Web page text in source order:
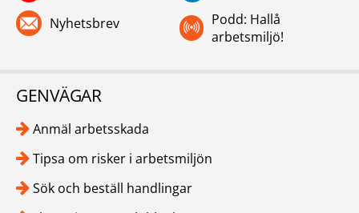
Nyhetsbrev
Podd: Hallå
arbetsmiljö!
GENVÄGAR
Anmäl arbetsskada
Tipsa om risker i arbetsmiljön
Sök och beställ handlingar